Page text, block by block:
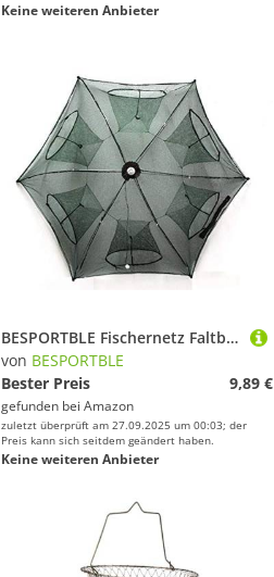
Keine weiteren Anbieter
BESPORTBLE Fischernetz Faltbare Krabbennetzfalle Cast Dip Cage Minnow Panzerkrebse Shrimp Umbrella Design (6 Löcher)
von BESPORTBLE
Bester Preis
9,89 €
gefunden bei Amazon
zuletzt überprüft am 27.09.2025 um 00:03; der
Preis kann sich seitdem geändert haben.
Keine weiteren Anbieter